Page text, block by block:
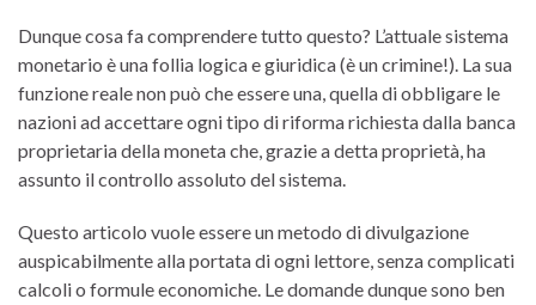
Dunque cosa fa comprendere tutto questo? L’attuale sistema
monetario è una follia logica e giuridica (è un crimine!). La sua
funzione reale non può che essere una, quella di obbligare le
nazioni ad accettare ogni tipo di riforma richiesta dalla banca
proprietaria della moneta che, grazie a detta proprietà, ha
assunto il controllo assoluto del sistema.
Questo articolo vuole essere un metodo di divulgazione
auspicabilmente alla portata di ogni lettore, senza complicati
calcoli o formule economiche. Le domande dunque sono ben